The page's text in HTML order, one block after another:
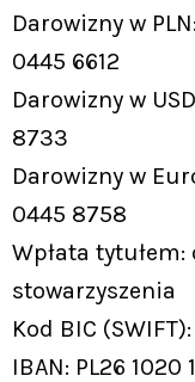
Darowizny w
0445 6612
Darowizny w
8733
Darowizny w
0445 8758
Wpłata
stowarzyszenia
Kod BIC
IBAN: PL26 1020